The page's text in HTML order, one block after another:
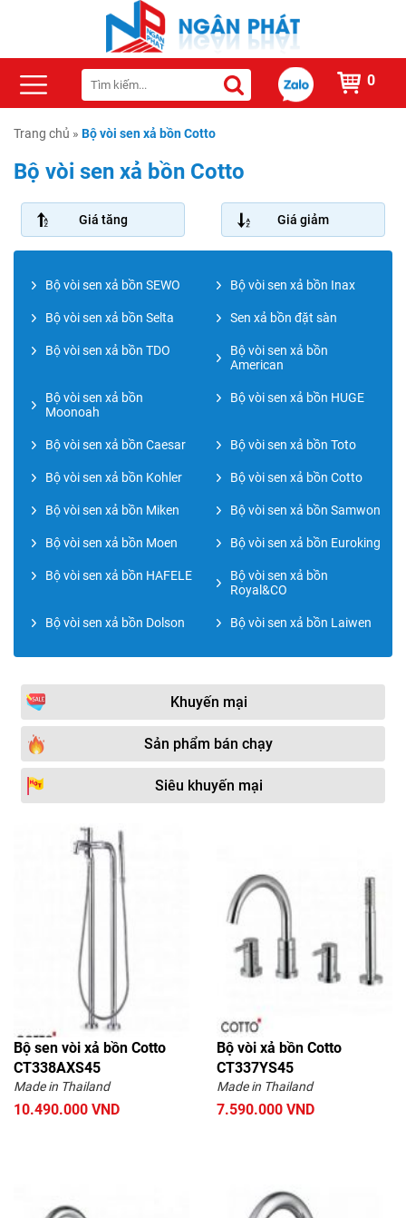
0
Trang chủ » Bộ vòi sen xả bồn Cotto
Bộ vòi sen xả bồn Cotto
Giá tăng Giá giảm
Bộ vòi sen xả bồn SEWO Bộ vòi sen xả bồn Inax
Bộ vòi sen xả bồn Selta Sen xả bồn đặt sàn
Bộ vòi sen xả bồn TDO
Bộ vòi sen xả bồn
American
Bộ vòi sen xả bồn
Moonoah
Bộ vòi sen xả bồn HUGE
Bộ vòi sen xả bồn Caesar Bộ vòi sen xả bồn Toto
Bộ vòi sen xả bồn Kohler Bộ vòi sen xả bồn Cotto
Bộ vòi sen xả bồn Miken Bộ vòi sen xả bồn Samwon
Bộ vòi sen xả bồn Moen Bộ vòi sen xả bồn Euroking
Bộ vòi sen xả bồn HAFELE
Bộ vòi sen xả bồn
Royal&CO
Bộ vòi sen xả bồn Dolson Bộ vòi sen xả bồn Laiwen
Khuyến mại
Sản phẩm bán chạy
Siêu khuyến mại
Bộ sen vòi xả bồn Cotto
CT338AXS45
Made in Thailand
10.490.000 VND
Bộ vòi xả bồn Cotto
CT337YS45
Made in Thailand
7.590.000 VND